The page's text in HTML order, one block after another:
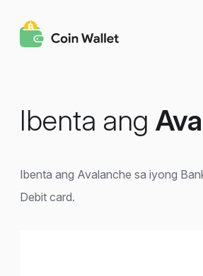
Ibenta ang
Ibenta ang Avalanche sa iyong
Debit card.